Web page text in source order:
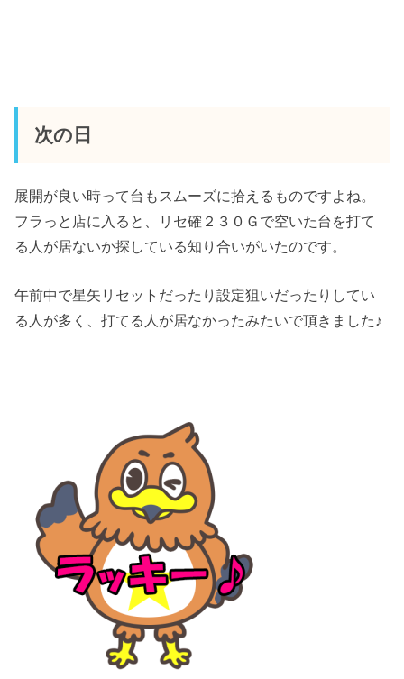
次の日
展開が良い時って台もスムーズに拾えるものですよね。
フラっと店に入ると、リセ確２３０Ｇで空いた台を打て
る人が居ないか探している知り合いがいたのです。
午前中で星矢リセットだったり設定狙いだったりしてい
る人が多く、打てる人が居なかったみたいで頂きました♪